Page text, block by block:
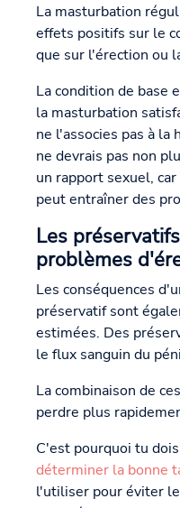
La masturbation
effets positifs sur le
que sur l'érection ou
La condition de base
la masturbation
ne l'associes pas à la
ne devrais pas non
un rapport sexuel,
peut entraîner des
Les
problèmes
Les conséquences
préservatif sont
estimées. Des
le flux sanguin du
La combinaison de
perdre plus
C'est pourquoi tu
déterminer la bonne
l'utiliser pour éviter